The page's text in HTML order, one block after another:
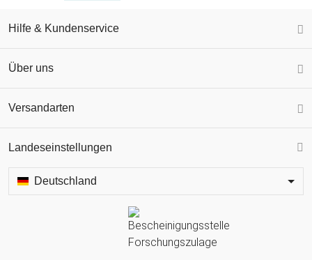
Hilfe & Kundenservice
Über uns
Versandarten
Landeseinstellungen
Deutschland